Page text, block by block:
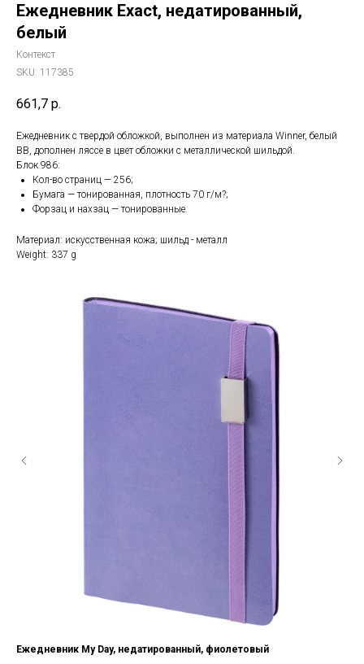
Ежедневник Exact, недатированный,
белый
Контекст
SKU: 117385
661,7 р.
Ежедневник с твердой обложкой, выполнен из материала Winner, белый
ВВ, дополнен ляссе в цвет обложки с металлической шильдой.
Блок 986:
Кол-во страниц — 256;
Бумага — тонированная, плотность 70 г/м?;
Форзац и нахзац — тонированные.
Материал: искусственная кожа; шильд - металл
Weight: 337 g
Ежедневник My Day, недатированный, фиолетовый